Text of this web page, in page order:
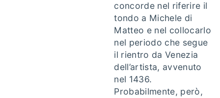
concorde nel riferire il
tondo a Michele di
Matteo e nel collocarlo
nel periodo che segue
il rientro da Venezia
dell’artista, avvenuto
nel 1436.
Probabilmente, però,